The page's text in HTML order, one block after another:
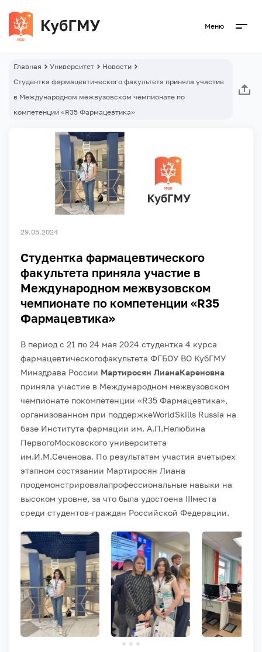
Меню
Главная Университет
Новости
Студентка фармацевтического факультета приняла участие
в Международном межвузовском чемпионате по
компетенции «R35 Фармацевтика»
29.05.2024
Студентка фармацевтического
факультета приняла участие в
Международном межвузовском
чемпионате по компетенции «R35
Фармацевтика»
В период с 21 по 24 мая 2024 студентка 4 курса
фармацевтическогофакультета ФГБОУ ВО КубГМУ
Минздрава России Мартиросян ЛианаКареновна
приняла участие в Международном межвузовском
чемпионате покомпетенции «R35 Фармацевтика»,
организованном при поддержкеWorldSkills Russia на
базе Института фармации им. А.П.Нелюбина
ПервогоМосковского университета
им.И.М.Сеченова. По результатам участия вчетырех
этапном состязании Мартиросян Лиана
продемонстрировалапрофессиональные навыки на
высоком уровне, за что была удостоена IIIместа
среди студентов-граждан Российской Федерации.